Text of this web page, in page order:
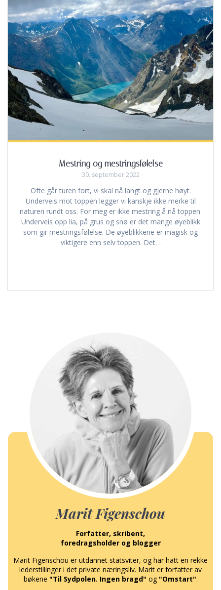
Mestring og mestringsfølelse
30. september 2022
Ofte går turen fort, vi skal nå langt og gjerne høyt.
Underveis mot toppen legger vi kanskje ikke merke til
naturen rundt oss. For meg er ikke mestring å nå toppen.
Underveis opp lia, på grus og snø er det mange øyeblikk
som gir mestringsfølelse. De øyeblikkene er magisk og
viktigere enn selv toppen. Det…
Marit Figenschou
Forfatter, skribent,
foredragsholder og blogger
Marit Figenschou er utdannet statsviter, og har hatt en rekke
lederstillinger i det private næringsliv. Marit er forfatter av
bøkene "Til Sydpolen. Ingen bragd" og "Omstart".